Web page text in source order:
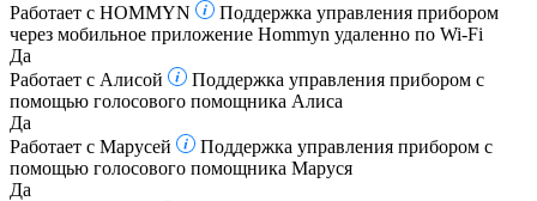
Работает с HOMMYN
Поддержка управления прибором
через мобильное приложение Hommyn удаленно по Wi-Fi
Да
Работает с Алисой
Поддержка управления прибором с
помощью голосового помощника Алиса
Да
Работает с Марусей
Поддержка управления прибором с
помощью голосового помощника Маруся
Да